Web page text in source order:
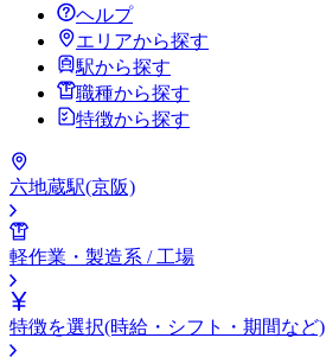
ヘルプ
エリアから探す
駅から探す
職種から探す
特徴から探す
六地蔵駅(京阪)
軽作業・製造系 / 工場
特徴を選択(時給・シフト・期間など)